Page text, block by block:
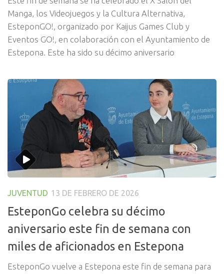
Manga, los Videojuegos y la Cultura Alternativa,
EsteponGO!, organizado por Kaijus Games Club y
Eventos GO!, en colaboración con el Ayuntamiento de
Estepona. Este ha sido su décimo aniversario
JUVENTUD 13 DE FEBRERO DE 2026
EsteponGo celebra su décimo
aniversario este fin de semana con
miles de aficionados en Estepona
EsteponGo vuelve a Estepona este fin de semana para